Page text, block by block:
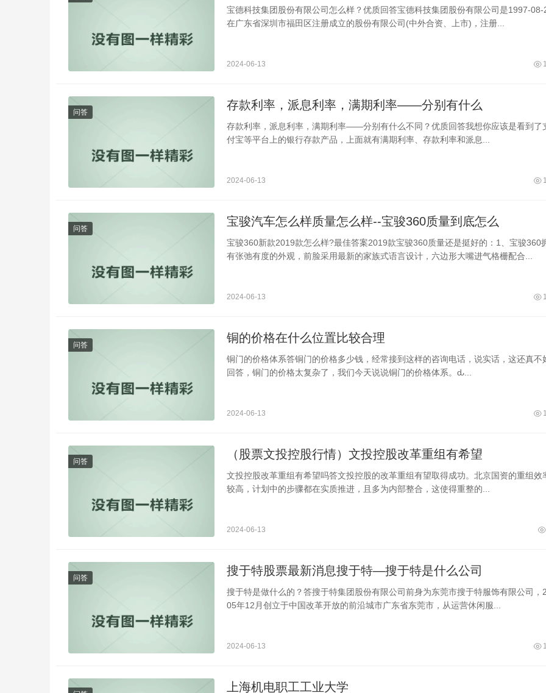
宝德科技集团股份有限公司怎么样？优质回答宝德科技集团股份有限公司是1997-08-
在广东省深圳市福田区注册成立的股份有限公司(中外合资、上市)，注册...
2024-06-13
问答
存款利率，派息利率，满期利率——分别有什么
存款利率，派息利率，满期利率——分别有什么不同？优质回答我想你应该是看到了
付宝等平台上的银行存款产品，上面就有满期利率、存款利率和派息...
2024-06-13
问答
宝骏汽车怎么样质量怎么样--宝骏360质量到底怎么
宝骏360新款2019款怎么样?最佳答案2019款宝骏360质量还是挺好的：1、宝骏360
有张弛有度的外观，前脸采用最新的家族式语言设计，六边形大嘴进气格栅配合...
2024-06-13
问答
铜的价格在什么位置比较合理
铜门的价格体系答铜门的价格多少钱，经常接到这样的咨询电话，说实话，这还真不
回答，铜门的价格太复杂了，我们今天说说铜门的价格体系。ԃ...
2024-06-13
问答
（股票文投控股行情）文投控股改革重组有希望
文投控股改革重组有希望吗答文投控股的改革重组有望取得成功。北京国资的重组效
较高，计划中的步骤都在实质推进，且多为内部整合，这使得重整的...
2024-06-13
问答
搜于特股票最新消息搜于特—搜于特是什么公司
搜于特是做什么的？答搜于特集团股份有限公司前身为东莞市搜于特服饰有限公司，
05年12月创立于中国改革开放的前沿城市广东省东莞市，从运营休闲服...
2024-06-13
上海机电职工工业大学